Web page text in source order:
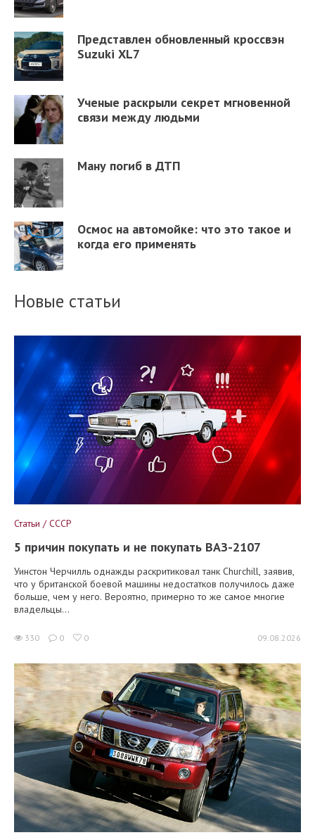
Представлен обновленный кроссвэн
Suzuki XL7
Ученые раскрыли секрет мгновенной
связи между людьми
Ману погиб в ДТП
Осмос на автомойке: что это такое и
когда его применять
Новые статьи
Статьи / СССР
5 причин покупать и не покупать ВАЗ-2107
Уинстон Черчилль однажды раскритиковал танк Churchill, заявив,
что у британской боевой машины недостатков получилось даже
больше, чем у него. Вероятно, примерно то же самое многие
владельцы...
330 0 0 09.08.2026